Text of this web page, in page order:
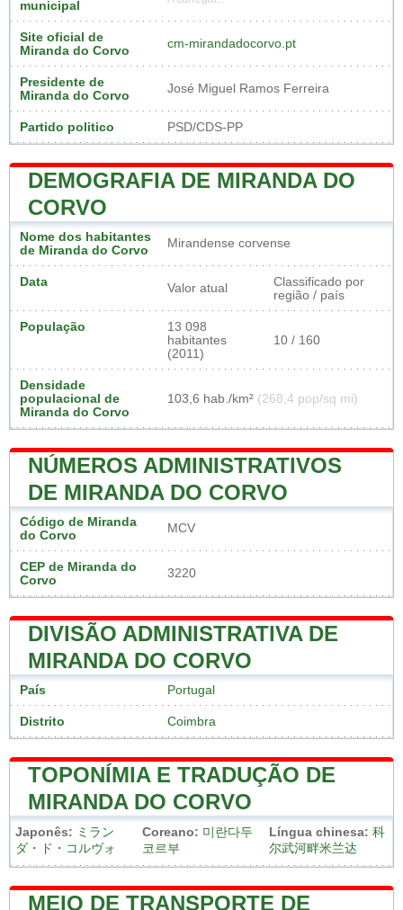
municipal
Site oficial de
Miranda do Corvo
cm-mirandadocorvo.pt
Presidente de
Miranda do Corvo
José Miguel Ramos Ferreira
Partido politico PSD/CDS-PP
DEMOGRAFIA DE MIRANDA DO
CORVO
Nome dos habitantes
de Miranda do Corvo
Mirandense corvense
Data Valor atual
Classificado por
região / país
População
13 098
habitantes
(2011)
10 / 160
Densidade
populacional de
Miranda do Corvo
103,6 hab./km² (268,4 pop/sq mi)
NÚMEROS ADMINISTRATIVOS
DE MIRANDA DO CORVO
Código de Miranda
do Corvo
MCV
CEP de Miranda do
Corvo
3220
DIVISÃO ADMINISTRATIVA DE
MIRANDA DO CORVO
País Portugal
Distrito Coimbra
TOPONÍMIA E TRADUÇÃO DE
MIRANDA DO CORVO
Japonês: ミラン
ダ・ド・コルヴォ
Coreano: 미란다두
코르부
Língua chinesa: 科
尔武河畔米兰达
MEIO DE TRANSPORTE DE